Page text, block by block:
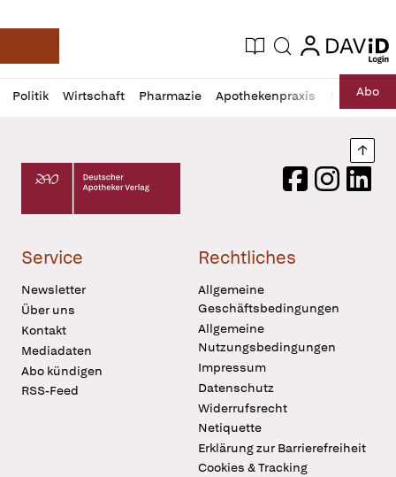
Deutsche Apotheker Zeitung
Aktuelle Ausgabe
Suche login
login
Politik Wirtschaft Pharmazie Apothekenpraxis RechtAbo
Profil
öffnen
Daz
Pur
Deutscher Apotheker Verlag Logo
FacebookInstagram
Service
Newsletter
Über uns
Kontakt
Mediadaten
Abo kündigen
RSS-Feed
Rechtliches
Allgemeine
Geschäftsbedingungen
Allgemeine
Nutzungsbedingungen
Impressum
Datenschutz
Widerrufsrecht
Netiquette
Erklärung zur Barrierefreiheit
Cookies & Tracking